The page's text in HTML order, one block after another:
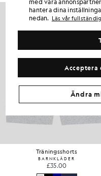
Träningsshorts
BARNKLÄDER
£35.00
hantera dina
nedan.
Läs vår
Acceptera
Ändra